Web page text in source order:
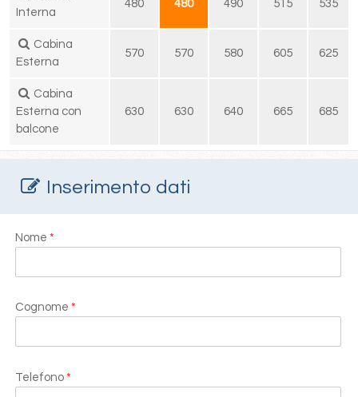
Interna
480 480 490 515 535
Cabina
Esterna
570 570 580 605 625
Cabina
Esterna con
balcone
630 630 640 665 685
Inserimento dati
Nome *
Cognome *
Telefono *